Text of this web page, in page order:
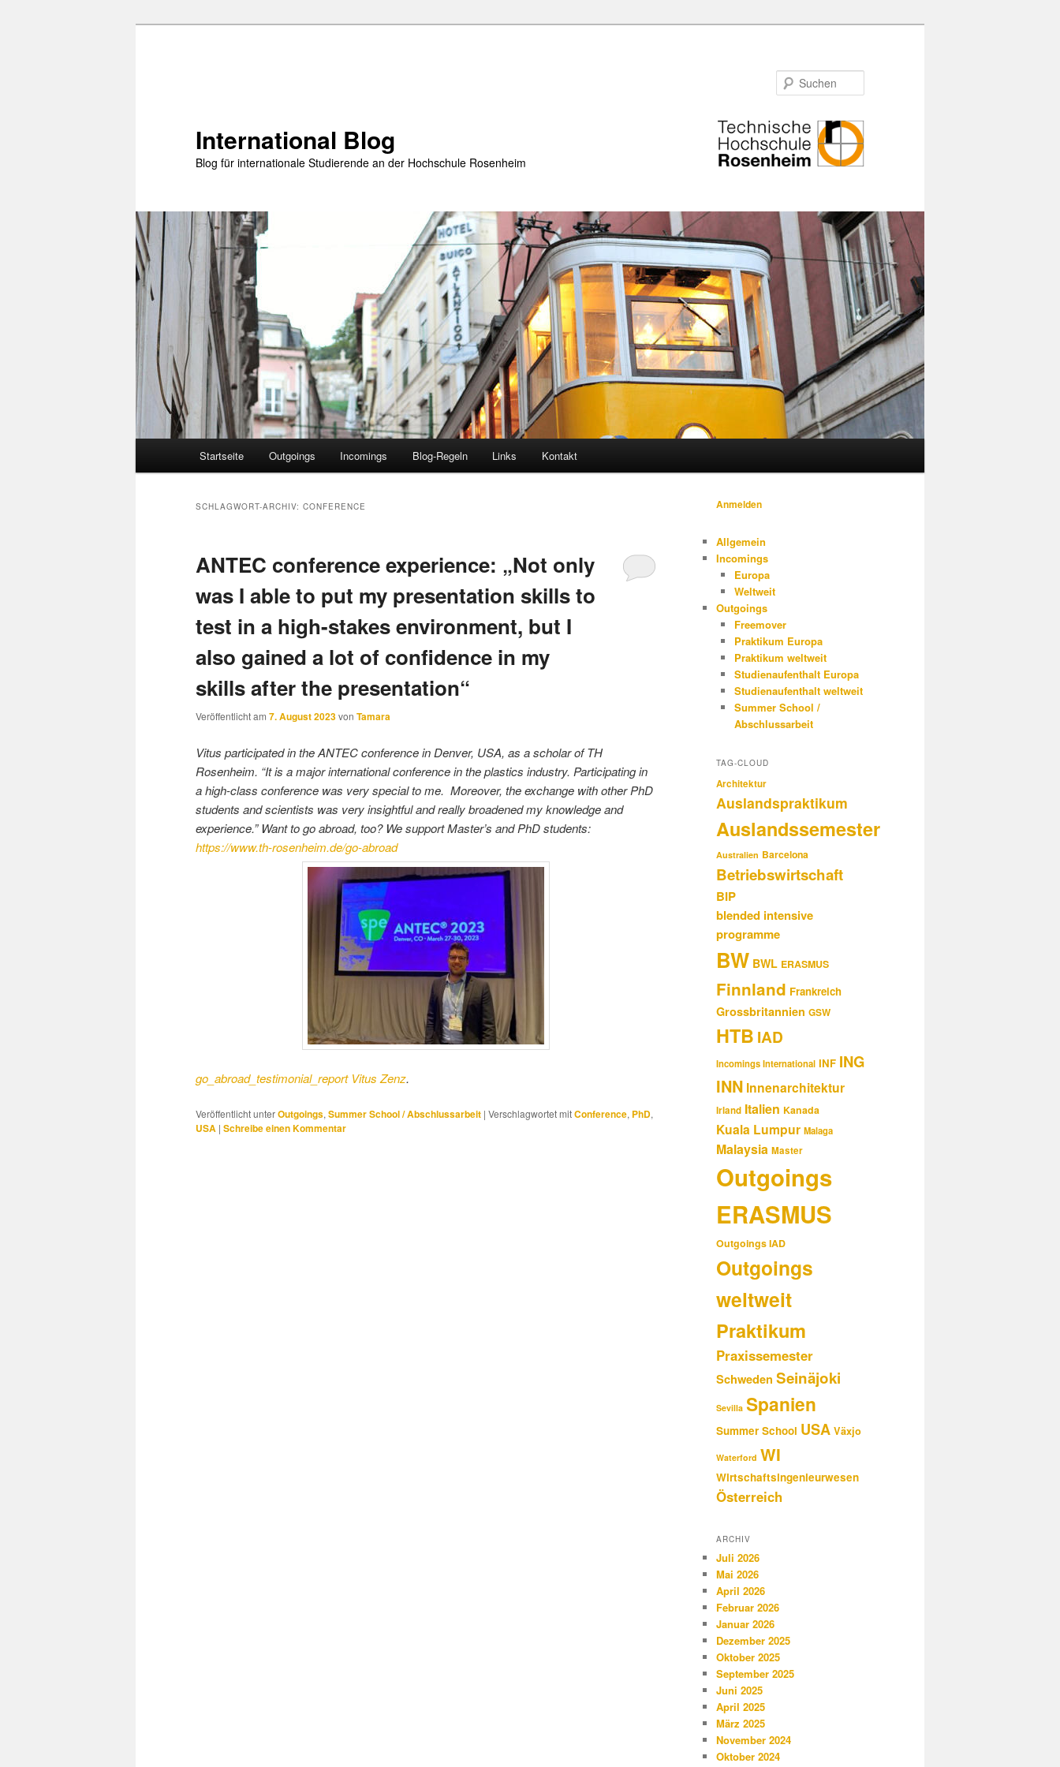
International Blog
Blog für internationale Studierende an der Hochschule Rosenheim
Startseite Outgoings Incomings Blog-Regeln Links Kontakt
SCHLAGWORT-ARCHIV: CONFERENCE
ANTEC conference experience: „Not only
was I able to put my presentation skills to
test in a high-stakes environment, but I
also gained a lot of confidence in my
skills after the presentation“
Veröffentlicht am 7. August 2023von Tamara
Vitus participated in the ANTEC conference in Denver, USA, as a scholar of TH
Rosenheim. “It is a major international conference in the plastics industry. Participating in
a high-class conference was very special to me. Moreover, the exchange with other PhD
students and scientists was very insightful and really broadened my knowledge and
experience.” Want to go abroad, too? We support Master’s and PhD students:
https://www.th-rosenheim.de/go-abroad
go_abroad_testimonial_report Vitus Zenz.
Veröffentlicht unterOutgoings, Summer School / Abschlussarbeit | Verschlagwortet mitConference, PhD,
USA | Schreibe einen Kommentar
Anmelden
Allgemein
Incomings
Europa
Weltweit
Outgoings
Freemover
Praktikum Europa
Praktikum weltweit
Studienaufenthalt Europa
Studienaufenthalt weltweit
Summer School /
Abschlussarbeit
TAG-CLOUD
Architektur
Auslandspraktikum
Auslandssemester
Australien Barcelona
Betriebswirtschaft
BIP
blended intensive
programme
BW BWL ERASMUS
Finnland Frankreich
Grossbritannien GSW
HTB IAD
Incomings International INF ING
INN Innenarchitektur
Irland Italien Kanada
Kuala Lumpur Malaga
Malaysia Master
Outgoings
ERASMUS
Outgoings IAD
Outgoings
weltweit
Praktikum
Praxissemester
Schweden Seinäjoki
Sevilla Spanien
Summer School USA Växjo
Waterford WI
Wirtschaftsingenieurwesen
Österreich
ARCHIV
Juli 2026
Mai 2026
April 2026
Februar 2026
Januar 2026
Dezember 2025
Oktober 2025
September 2025
Juni 2025
April 2025
März 2025
November 2024
Oktober 2024